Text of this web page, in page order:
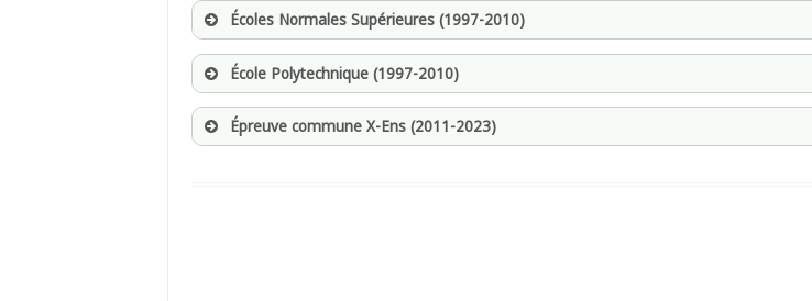
Écoles Normales Supérieures (1997-2010)
École Polytechnique (1997-2010)
Épreuve commune X-Ens (2011-2023)